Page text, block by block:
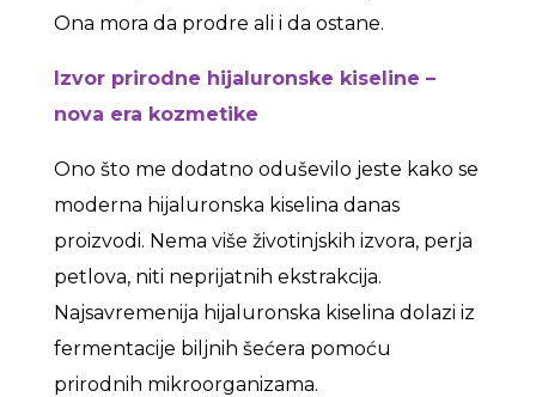
Ona mora da prodre ali i da ostane.
Izvor prirodne hijaluronske kiseline –
nova era kozmetike
Ono što me dodatno oduševilo jeste kako se
moderna hijaluronska kiselina danas
proizvodi. Nema više životinjskih izvora, perja
petlova, niti neprijatnih ekstrakcija.
Najsavremenija hijaluronska kiselina dolazi iz
fermentacije biljnih šećera pomoću
prirodnih mikroorganizama.